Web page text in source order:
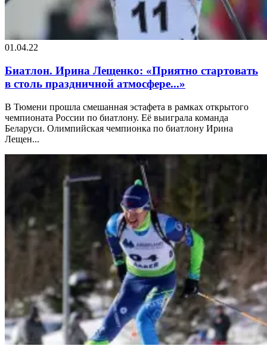
01.04.22
Биатлон. Ирина Лещенко: «Приятно стартовать
в столь праздничной атмосфере...»
В Тюмени прошла смешанная эстафета в рамках открытого
чемпионата России по биатлону. Её выиграла команда
Беларуси. Олимпийская чемпионка по биатлону Ирина
Лещен...